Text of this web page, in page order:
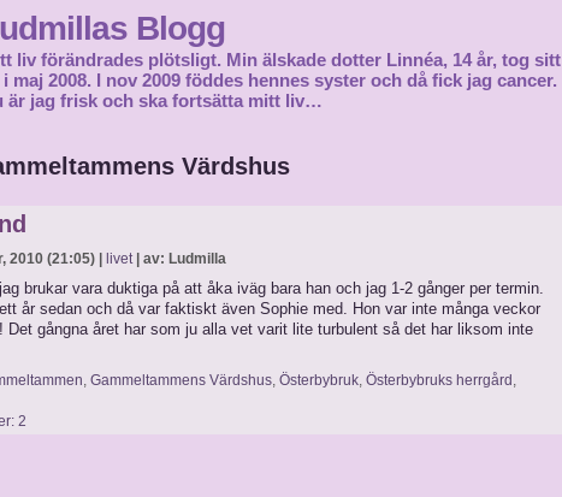
Blogg
liv förändrades plötsligt. Min älskade dotter Linnéa, 14 år, tog sitt
i maj 2008. I nov 2009 föddes hennes syster och då fick jag cancer.
är jag frisk och ska fortsätta mitt liv…
Värdshus
2010 (21:05) | livet| av: Ludmilla
brukar vara duktiga på att åka iväg bara han och jag 1-2 gånger per termin.
år sedan och då var faktiskt även Sophie med. Hon var inte många veckor
Det gångna året har som ju alla vet varit lite turbulent så det har liksom inte
, Gammeltammens Värdshus, Österbybruk, Österbybruks herrgård ,
2